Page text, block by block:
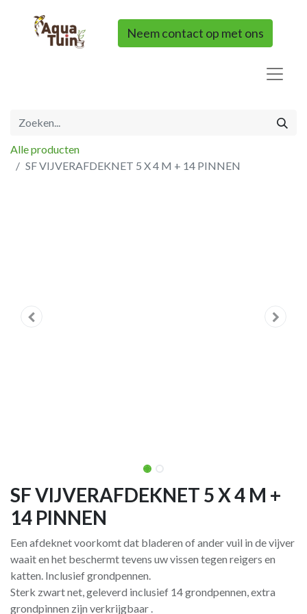
Neem contact op met ons
Alle producten
SF VIJVERAFDEKNET 5 X 4 M + 14 PINNEN
SF VIJVERAFDEKNET 5 X 4 M +
14 PINNEN
Een afdeknet voorkomt dat bladeren of ander vuil in de vijver
waait en het beschermt tevens uw vissen tegen reigers en
katten. Inclusief grondpennen.
Sterk zwart net, geleverd inclusief 14 grondpennen, extra
grondpinnen zijn verkrijgbaar .